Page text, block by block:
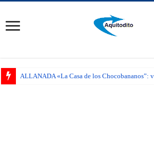
ALLANADA «La Casa de los Chocobananos”: